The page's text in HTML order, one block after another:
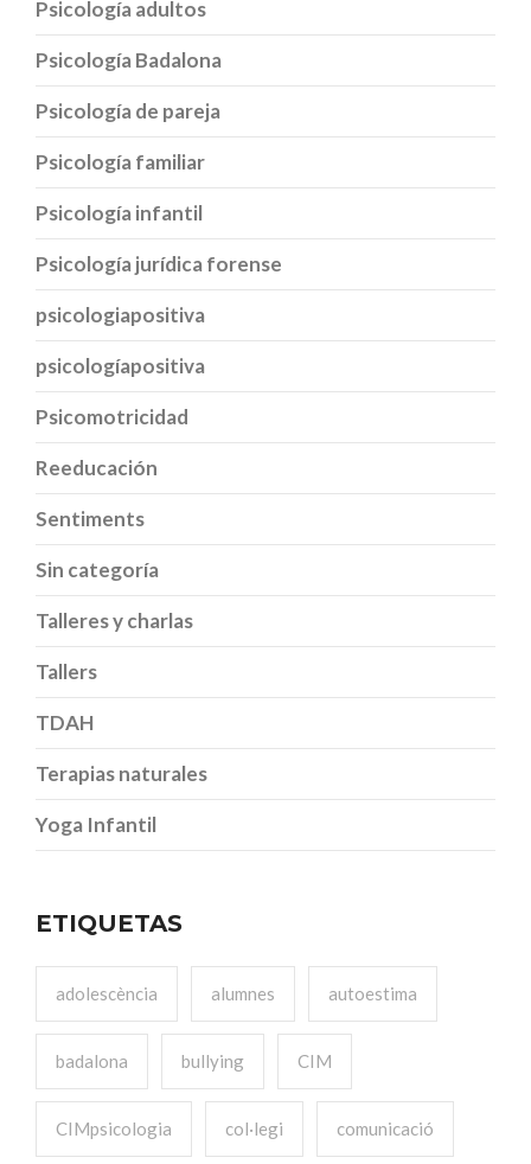
Psicología adultos
Psicología Badalona
Psicología de pareja
Psicología familiar
Psicología infantil
Psicología jurídica forense
psicologiapositiva
psicologíapositiva
Psicomotricidad
Reeducación
Sentiments
Sin categoría
Talleres y charlas
Tallers
TDAH
Terapias naturales
Yoga Infantil
ETIQUETAS
adolescència alumnes autoestima
badalona bullying CIM
CIMpsicologia col·legi comunicació